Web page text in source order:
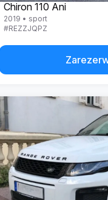
Chiron 110 Ani
2019 • sport
#REZZJQPZ